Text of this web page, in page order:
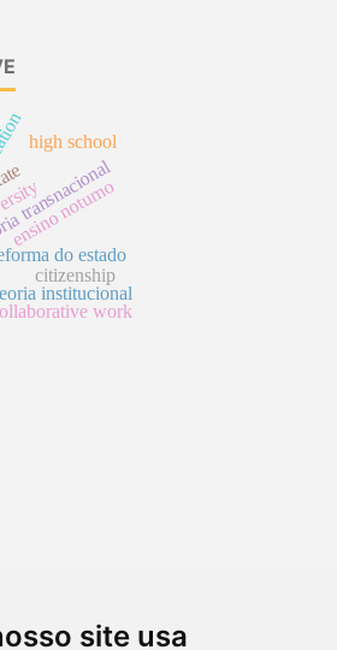
site usa
transnacional
citizenship
do estado
institucional
ensino noturno
high school
work